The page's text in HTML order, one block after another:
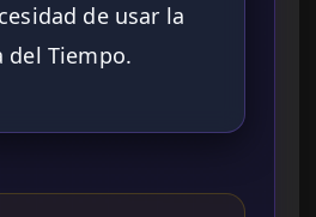
de usar la
del Tiempo.